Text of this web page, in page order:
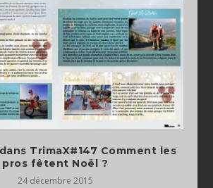
TrimaX#147 Comment les
pros fêtent Noël ?
24 décembre 2015